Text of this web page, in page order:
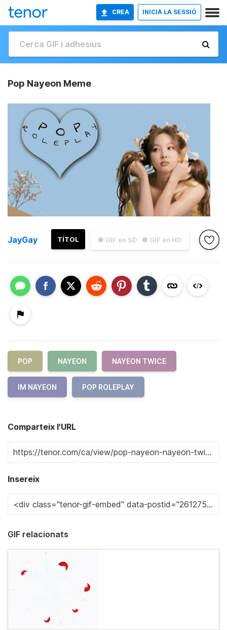
CREA INICIA LA SESSIÓ
Pop Nayeon Meme
● GIF en SD ● GIF en HD
TÍTOL
JayGay
POP NAYEON NAYEON TWICE
IM NAYEON POP ROLEPLAY
Comparteix l'URL
Insereix
GIF relacionats